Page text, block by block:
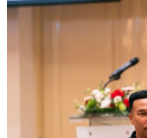
We hope to have some exciting